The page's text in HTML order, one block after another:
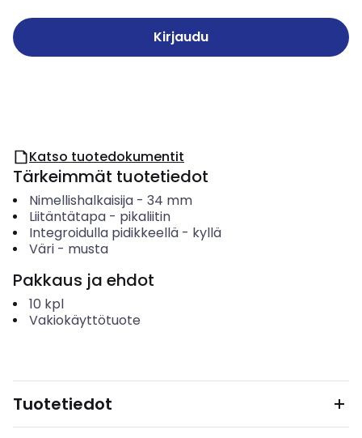
Kirjaudu
Katso tuotedokumentit
Tärkeimmät tuotetiedot
Nimellishalkaisija- 34 mm
Liitäntätapa- pikaliitin
Integroidulla pidikkeellä- kyllä
Väri- musta
Pakkaus ja ehdot
10 kpl
Vakiokäyttötuote
Tuotetiedot